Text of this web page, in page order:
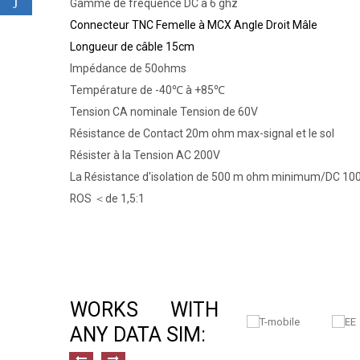
Gamme de fréquence DC à 6 ghz
Connecteur TNC Femelle à MCX Angle Droit Mâle
Longueur de câble 15cm
Impédance de 50ohms
Température de -40℃ à +85℃
Tension CA nominale Tension de 60V
Résistance de Contact 20m ohm max-signal et le sol
Résister à la Tension AC 200V
La Résistance d'isolation de 500 m ohm minimum/DC
ROS ＜de 1,5:1
WORKS WITH
ANY DATA SIM: